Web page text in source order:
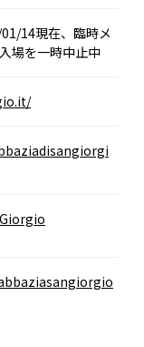
14現在、臨時メ
場を一時中止中